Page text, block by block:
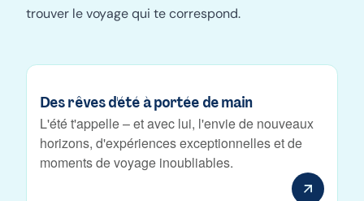
trouver le voyage qui te correspond.
Des rêves d'été à portée de main
L'été t'appelle – et avec lui, l'envie de nouveaux
horizons, d'expériences exceptionnelles et de
moments de voyage inoubliables.